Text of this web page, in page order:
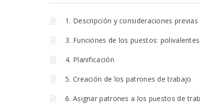
1. Descripción y consideraciones previas
3. Funciones de los puestos: polivalentes
4. Planificación
5. Creación de los patrones de trabajo
6. Asignar patrones a los puestos de